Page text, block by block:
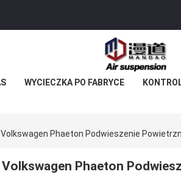
WYCIECZKA PO FABRYCE
Volkswagen Phaeton Podwieszenie
Volkswagen Phaeton